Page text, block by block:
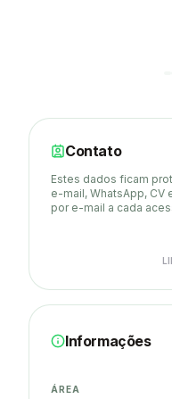
em transformar ideias em
Contato
Estes dados ficam
e-mail, WhatsApp,
por e-mail a cada
Informações
ÁREA